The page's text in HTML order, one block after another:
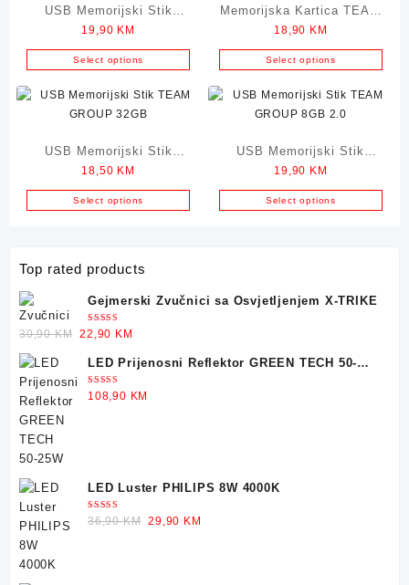
USB Memorijski Stik
TEAM GROUP 64GB 3.2
19,90 KM
Select options
Memorijska Kartica TEAM
micro SDHC 32GB
18,90 KM
Select options
USB Memorijski Stik
TEAM GROUP 32GB
18,50 KM
Select options
USB Memorijski Stik
TEAM GROUP 8GB 2.0
19,90 KM
Select options
Top rated products
Gejmerski Zvučnici sa Osvjetljenjem X-TRIKE
Ocjenjeno
5.00 od 5
30,90KM Original
was:
30,90 KM.
22,90 KM
is:
22,90 KM.
LED Prijenosni Reflektor GREEN TECH 50-
25W
Ocjenjeno
5.00od 5
108,90 KM
LED Luster PHILIPS 8W 4000K
Ocjenjeno
5.00od 5
36,90KM Original
29,90 KM